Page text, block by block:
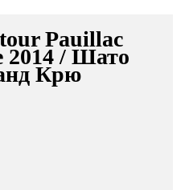
Pauillac
2014 / Шато
Крю